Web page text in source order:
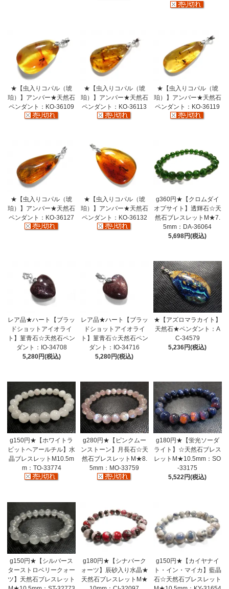
★【虫入りコパル（琥
珀）】アンバー★天然石
ペンダント：KO-36109
★【虫入りコパル（琥
珀）】アンバー★天然石
ペンダント：KO-36113
★【虫入りコパル（琥
珀）】アンバー★天然石
ペンダント：KO-36119
★【虫入りコパル（琥
珀）】アンバー★天然石
ペンダント：KO-36127
★【虫入りコパル（琥
珀）】アンバー★天然石
ペンダント：KO-36132
g360円★【クロムダイ
オプサイト】透輝石☆天
然石ブレスレットM★7.
5mm：DA-36064
5,698円(税込)
レア品★ハート【ブラッ
ドショットアイオライ
ト】菫青石☆天然石ペン
ダント：IO-34708
5,280円(税込)
レア品★ハート【ブラッ
ドショットアイオライ
ト】菫青石☆天然石ペン
ダント：IO-34716
5,280円(税込)
★【アズロマラカイト】
天然石★ペンダント：A
C-34579
5,236円(税込)
g150円★【ホワイトラ
ビットヘアールチル】水
晶ブレスレットM10.5m
m：TO-33774
g280円★【ピンクムー
ンストーン】月長石☆天
然石ブレスレットM★8.
5mm：MO-33759
g180円★【蛍光ソーダ
ライト】☆天然石ブレス
レットM★10.5mm：SO
-33175
5,522円(税込)
g150円★【シルバース
ターストロベリークォー
ツ】天然石ブレスレット
g180円★【シナバーク
ォーツ】辰砂入り水晶★
天然石ブレスレットM★
g150円★【カイヤナイ
ト・イン・マイカ】藍晶
石☆天然石ブレスレット